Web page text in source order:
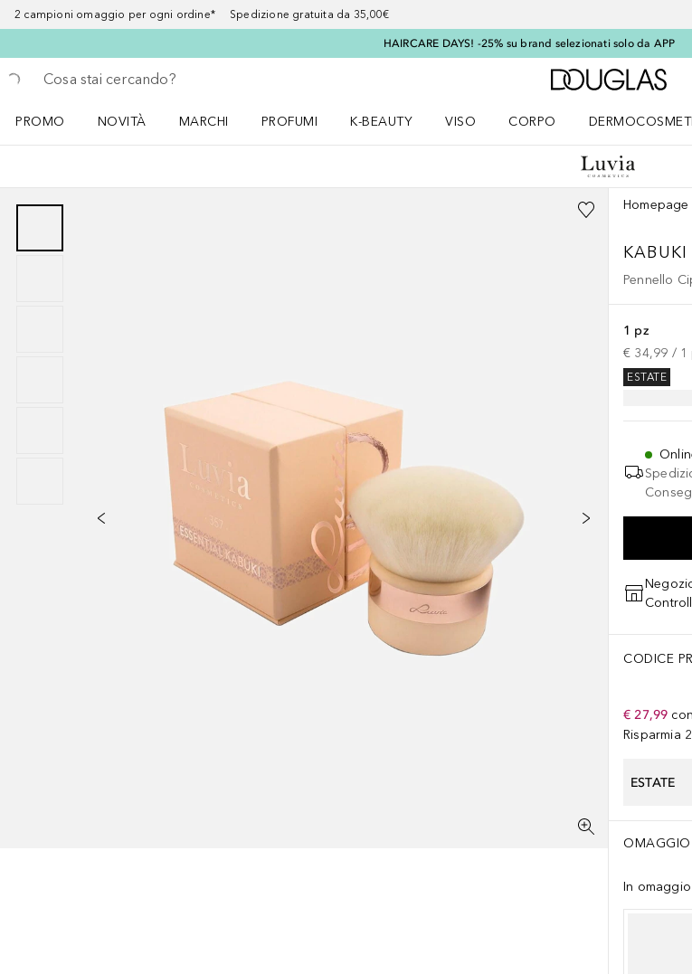
2 campioni omaggio per ogni ordine* Spedizione gratuita da 35,00€
HAIRCARE DAYS! -25% su brand selezionati solo da APP
Torna indietro
Esegui ricerca
A
PROMO
NOVITÀ
MARCHI
PROFUMI
K-BEAUTY
VISO
CORPO
Homepage
Pennello
1 pz
€ 34,99 / 1
ESTATE
CODICE
€ 27,99
Risparmia
ESTATE
OMAGGIO
In